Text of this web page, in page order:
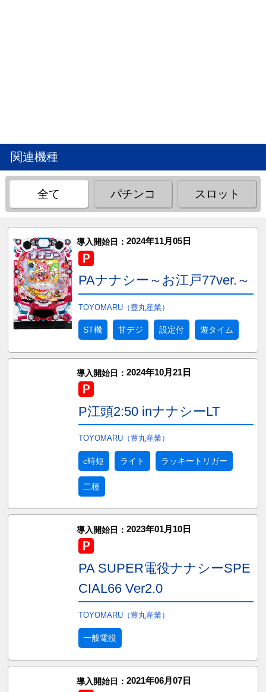
関連機種
全て パチンコ スロット
導入開始日： 2024年11月05日
PAナナシー～お江戸77ver.～
TOYOMARU（豊丸産業）
ST機 甘デジ 設定付 遊タイム
導入開始日： 2024年10月21日
P江頭2:50 inナナシーLT
TOYOMARU（豊丸産業）
c時短 ライト ラッキートリガー
二種
導入開始日： 2023年01月10日
PA SUPER電役ナナシーSPE
CIAL66 Ver2.0
TOYOMARU（豊丸産業）
一般電役
導入開始日： 2021年06月07日